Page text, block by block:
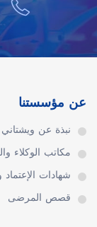
عن مؤسستنا
نبذة عن ويشتاني
مكاتب الوكلاء
شهادات الإعتماد
قصص المرضى